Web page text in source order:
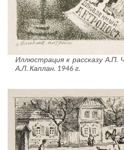
Иллюстрация к рассказу А.П.
А.Л. Каплан. 1946 г.